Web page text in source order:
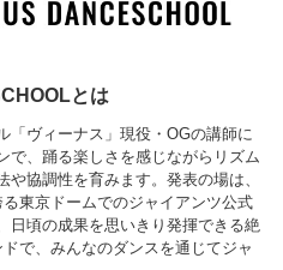
とは
「ヴィーナス」現役・OGの講師に
で、踊る楽しさを感じながらリズム
協調性を育みます。発表の場は、
東京ドームでのジャイアンツ公式
日頃の成果を思いきり発揮できる絶
で、みんなのダンスを通じてジャ